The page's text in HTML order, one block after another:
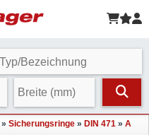
» Sicherungsringe » DIN 471 » A